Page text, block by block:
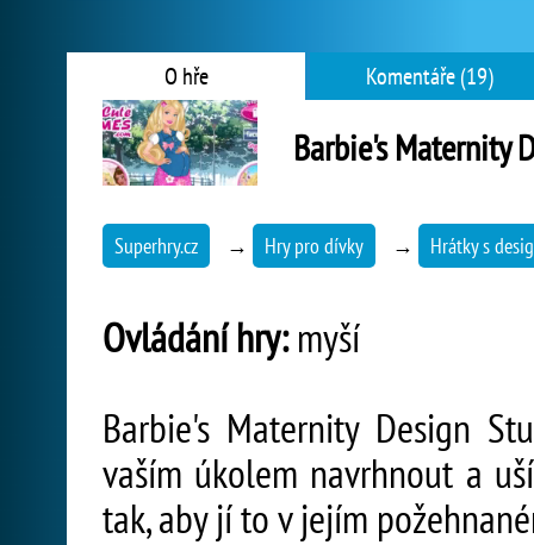
O hře Komentáře (19)
Barbie's Maternity
Superhry.cz → Hry pro dívky → Hrátky s
Ovládání hry:myší
Barbie's Maternity Design
vaším úkolem navrhnout a
tak, aby jí to v jejím